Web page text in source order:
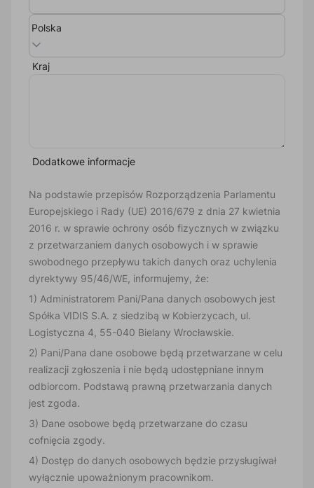
Polska
Kraj
Dodatkowe informacje
Na podstawie przepisów Rozporządzenia Parlamentu
Europejskiego i Rady (UE) 2016/679 z dnia 27 kwietnia
2016 r. w sprawie ochrony osób fizycznych w związku
z przetwarzaniem danych osobowych i w sprawie
swobodnego przepływu takich danych oraz uchylenia
dyrektywy 95/46/WE, informujemy, że:
1) Administratorem Pani/Pana danych osobowych jest
Spółka VIDIS S.A. z siedzibą w Kobierzycach, ul.
Logistyczna 4, 55-040 Bielany Wrocławskie.
2) Pani/Pana dane osobowe będą przetwarzane w celu
realizacji zgłoszenia i nie będą udostępniane innym
odbiorcom. Podstawą prawną przetwarzania danych
jest zgoda.
3) Dane osobowe będą przetwarzane do czasu
cofnięcia zgody.
4) Dostęp do danych osobowych będzie przysługiwał
wyłącznie upoważnionym pracownikom.